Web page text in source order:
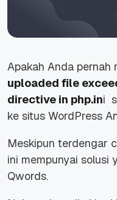
Apakah Anda pernah
uploaded file
directive in php.ini
ke situs WordPress
Meskipun terdengar
ini mempunyai solusi
Qwords.